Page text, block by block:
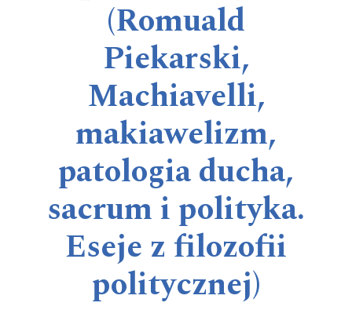
(Romuald
Piekarski,
Machiavelli,
makiawelizm,
patologia ducha,
sacrum i polityka.
Eseje z filozofii
politycznej)